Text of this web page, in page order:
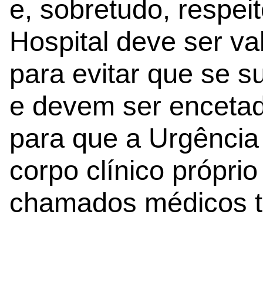
e, sobretudo,
Hospital deve ser
para evitar que se
e devem ser
para que a
corpo clínico
chamados médicos